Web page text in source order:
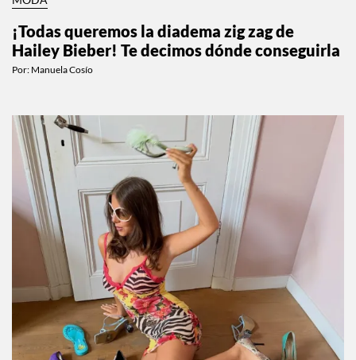
¡Todas queremos la diadema zig zag de
Hailey Bieber! Te decimos dónde conseguirla
Por: Manuela Cosío